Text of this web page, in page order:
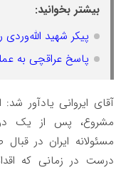
بیشتر بخوانید:
پیکر شهید
پاسخ عراقچی به
آقای ایروانی یادآور
مشروع، پس از یک
مسئولانه ایران در
درست در زمانی که